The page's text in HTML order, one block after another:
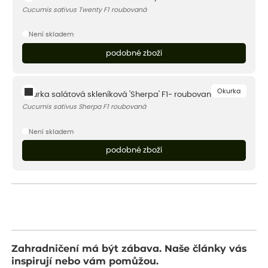
Cucumis sativus Twenty F1 roubovaná
Není skladem
podobné zboží
Okurka
Okurka salátová skleníková 'Sherpa' F1- roubovaná
Cucumis sativus Sherpa F1 roubovaná
Není skladem
podobné zboží
Zahradničení má být zábava. Naše články vás
inspirují nebo vám pomůžou.